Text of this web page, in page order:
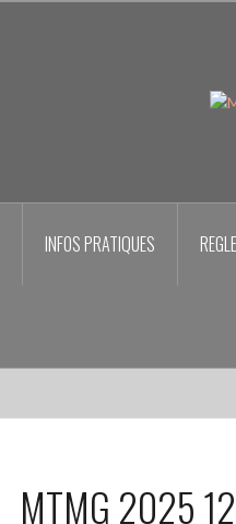
INFOS PRATIQUES
MTMG 2025